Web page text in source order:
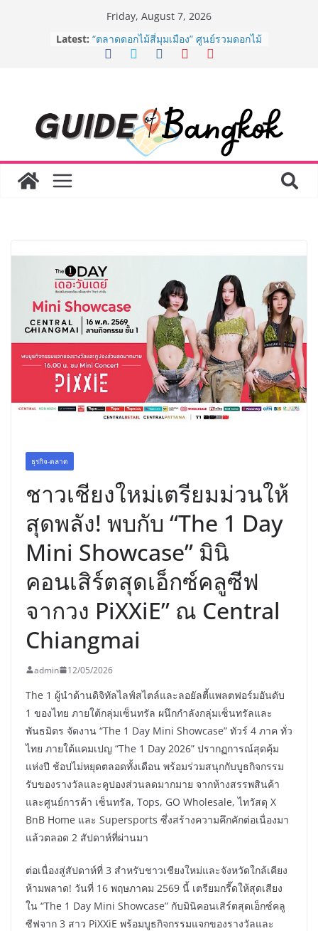
Friday, August 7, 2026
Latest: “ตลาดดอกไม้สี่มุมเมือง” ศูนย์รวมดอกไม้
สด ดอกไม้ประดิษฐ์ พวงมาลัย และสังฆ
ครั้งแรกของไทย ส่งอุปกรณ์วิทยาศาสตร์
“CE-7 MATCH” ฝีมือคนไทย ร่วมภารกิจ
สำรวจดวงจันทร์ 24 สิงหาคมนี้
8.8 “ซูเลียน” รวมพลังนักธุรกิจทั่ว
ประเทศ จัดประชุมใหญ่แห่งปี พบ CEO
BEDO เดินหน้าจัดกิจกรรมเจรจาธุรกิจ
“BIO TRADE CONNECT 2026” ยก
ระดับผลิตภัณฑ์ท้องถิ่นสู่ตลาดเชิง
พาณิชย์อย่างยั่งยืน
ธุรกิจ-ตลาด
ชาวเชียงใหม่เตรียมม่วนให้
สุดพลัง! พบกับ “The 1 Day
Mini Showcase” มินิ
คอนเสิร์ตสุดเอ็กซ์คลูซีฟ
จากวง PiXXiE” ณ Central
Chiangmai
admin 12/05/2026
The 1 ผู้นำด้านดิจิทัลไลฟ์สไตล์และลอยัลตี้แพลตฟอร์มอันดับ
1 ของไทย ภายใต้กลุ่มเซ็นทรัล ผนึกกำลังกลุ่มเซ็นทรัลและ
พันธมิตร จัดงาน “The 1 Day Mini Showcase” ทัวร์ 4 ภาค ทั่ว
ไทย ภายใต้แคมเปญ “The 1 Day 2026” ปรากฏการณ์สุดคุ้ม
แห่งปี ช้อปไม่หยุดตลอดทั้งเดือน พร้อมร่วมสนุกกับบูธกิจกรรม
รับของรางวัลและคูปองส่วนลดมากมาย จากห้างสรรพสินค้า
และศูนย์การค้า เซ็นทรัล, Tops, GO Wholesale, ไทวัสดุ X
BnB Home และ Supersports ซึ่งสร้างความคึกคักต่อเนื่องมา
แล้วตลอด 2 สัปดาห์ที่ผ่านมา
ต่อเนื่องสู่สัปดาห์ที่ 3 สำหรับชาวเชียงใหม่และจังหวัดใกล้เคียง
ห้ามพลาด! วันที่ 16 พฤษภาคม 2569 นี้ เตรียมกรี๊ดให้สุดเสียง
ใน “The 1 Day Mini Showcase” กับมินิคอนเสิร์ตสุดเอ็กซ์คลู
ซีฟจาก 3 สาว PiXXiE พร้อมบูธกิจกรรมแจกของรางวัลและ